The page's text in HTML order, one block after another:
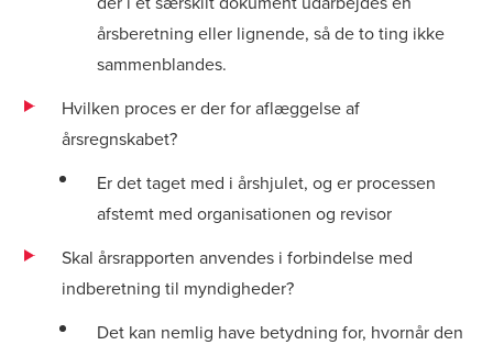
årsberetning eller lignende, så de to ting ikke
sammenblandes.
Hvilken proces er der for aflæggelse af
årsregnskabet?
Er det taget med i årshjulet, og er processen
afstemt med organisationen og revisor
Skal årsrapporten anvendes i forbindelse med
indberetning til myndigheder?
Det kan nemlig have betydning for, hvornår den